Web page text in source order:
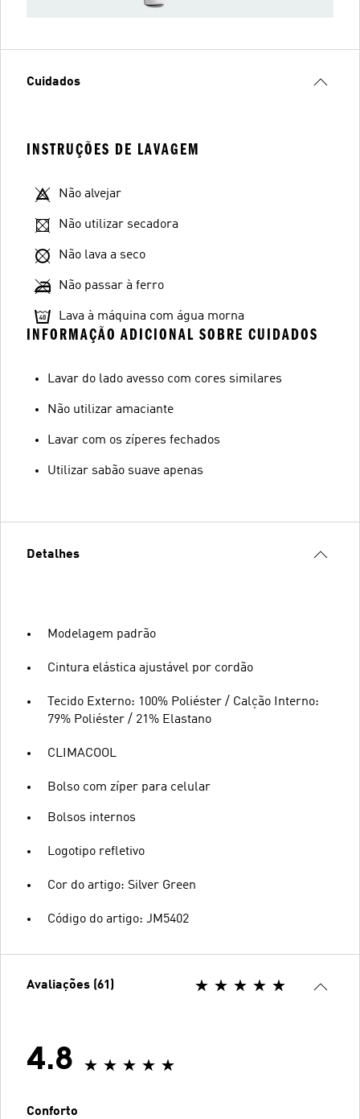
Cuidados
INSTRUÇÕES DE LAVAGEM
Não alvejar
Não utilizar secadora
Não lava a seco
Não passar à ferro
Lava à máquina com água morna
INFORMAÇÃO ADICIONAL SOBRE CUIDADOS
Lavar do lado avesso com cores similares
Não utilizar amaciante
Lavar com os zíperes fechados
Utilizar sabão suave apenas
Detalhes
Modelagem padrão
Cintura elástica ajustável por cordão
Tecido Externo: 100% Poliéster / Calção Interno:
79% Poliéster / 21% Elastano
CLIMACOOL
Bolso com zíper para celular
Bolsos internos
Logotipo refletivo
Cor do artigo: Silver Green
Código do artigo: JM5402
Avaliações (61)
4.8
Conforto